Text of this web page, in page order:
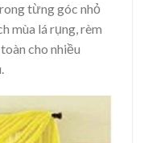
từng góc nhỏ
mùa lá rụng, rèm
cho nhiều